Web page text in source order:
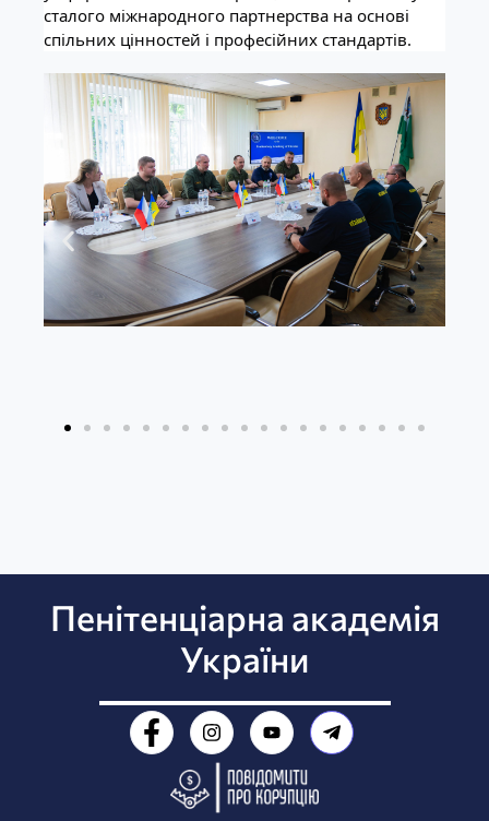
сталого міжнародного партнерства на основі
спільних цінностей і професійних стандартів.
Пенітенціарна академія
України